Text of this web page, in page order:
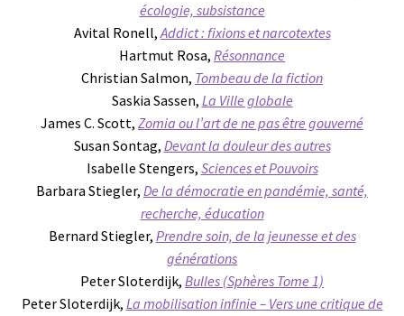
écologie, subsistance
Avital Ronell,Addict : fixions et narcotextes
Hartmut Rosa, Résonnance
Christian Salmon, Tombeau de la fiction
Saskia Sassen, La Ville globale
James C. Scott, Zomia ou l’art de ne pas être gouverné
Susan Sontag, Devant la douleur des autres
Isabelle Stengers, Sciences et Pouvoirs
Barbara Stiegler, De la démocratie en pandémie, santé,
recherche, éducation
Bernard Stiegler, Prendre soin, de la jeunesse et des
générations
Peter Sloterdijk, Bulles (Sphères Tome 1)
Peter Sloterdijk, La mobilisation infinie – Vers une critique de